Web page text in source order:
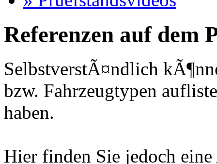
Referenzen auf dem
SelbstverstÃ¤ndlich
bzw. Fahrzeugtypen
haben.
Hier finden Sie jedoch